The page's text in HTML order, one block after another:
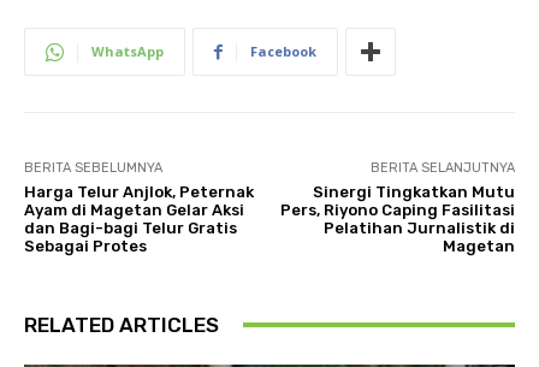
WhatsApp Facebook
BERITA SEBELUMNYA
Harga Telur Anjlok, Peternak
Ayam di Magetan Gelar Aksi
dan Bagi-bagi Telur Gratis
Sebagai Protes
BERITA SELANJUTNYA
Sinergi Tingkatkan Mutu
Pers, Riyono Caping Fasilitasi
Pelatihan Jurnalistik di
Magetan
RELATED ARTICLES